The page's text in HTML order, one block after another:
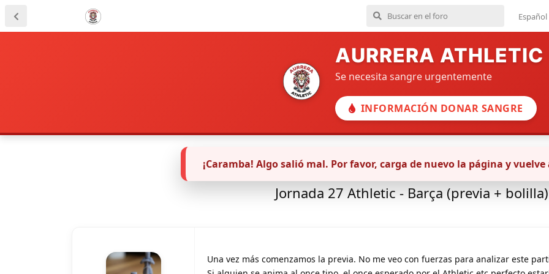
Español
AURRERA ATHLETIC
Se necesita sangre urgentemente
INFORMACIÓN DONAR SANGRE
Primer equipo masculino La Bolilla
Jornada 27 Athletic - Barça (previa + bolilla)
Una vez más comenzamos la previa. No me veo con fuerzas para analizar este
¡Caramba! Algo salió mal. Por favor, carga de nuevo la página y